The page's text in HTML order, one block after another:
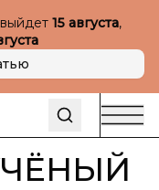
15 августа,